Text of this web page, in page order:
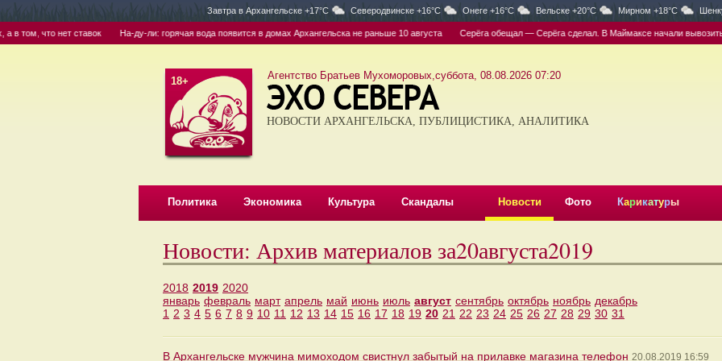
Завтра в Архангельске +17°C Северодвинске +16°C Онеге +16°C Вельске +20°C Мирном +18°C
что нет ставок На-ду-ли: горячая вода появится в домах Архангельска не раньше 10 августа Серёга обещал — Серёга сделал. В Маймаксе начали вывозить
18+ Агентство Братьев Мухоморовых,суббота, 08.08.2026 07:20
НОВОСТИ АРХАНГЕЛЬСКА, ПУБЛИЦИСТИКА, АНАЛИТИКА
Политика Экономика Культура Скандалы Новости Фото Карикатуры
Новости: Архив материалов за20августа2019
2018 2019 2020
январь февраль март апрель май июнь июль август сентябрь октябрь ноябрь декабрь
1 2 3 4 5 6 7 8 9 10 11 12 13 14 15 16 17 18 19 20 21 22 23 24 25 26 27 28 29 30 31
В Архангельске мужчина мимоходом свистнул забытый на прилавке магазина телефон 20.08.2019 16:59